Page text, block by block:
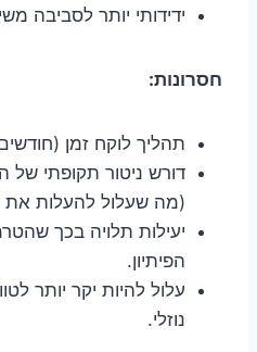
ידידותי יותר לסביבה
חסרונות:
תהליך לוקח זמן
דורש ניטור תקופתי של
(מה שעלול להעלות את
יעילות תלויה בכך
הפיתיון.
עלול להיות יקר יותר
נוזלי.